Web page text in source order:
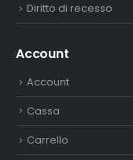
Diritto di recesso
Account
Account
Cassa
Carrello